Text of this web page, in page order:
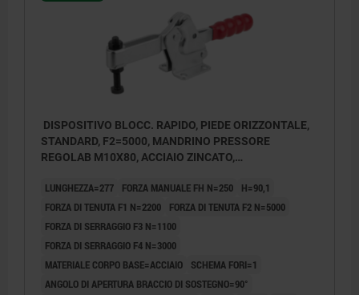
DISPOSITIVO BLOCC. RAPIDO, PIEDE ORIZZONTALE,
STANDARD, F2=5000, MANDRINO PRESSORE
REGOLAB M10X80, ACCIAIO ZINCATO,
LUNGHEZZA=277 FORZA MANUALE FH N=250
H=90,1
FORZA DI TENUTA F1 N=2200
FORZA DI TENUTA F2 N=5000
FORZA DI SERRAGGIO F3 N=1100
FORZA DI SERRAGGIO F4 N=3000
MATERIALE CORPO BASE=ACCIAIO
SCHEMA FORI=1
ANGOLO DI APERTURA BRACCIO DI SOSTEGNO=90°